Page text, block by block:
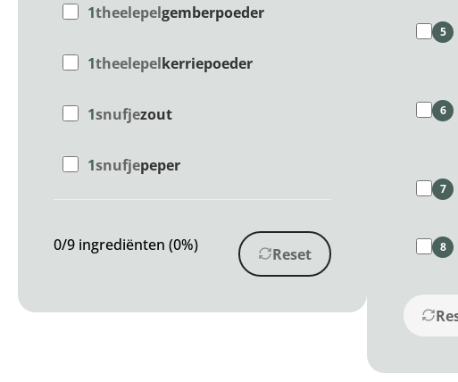
1theelepelgemberpoeder
1theelepelkerriepoeder
1snufjezout
1snufjepeper
0/9 ingrediënten (0%) Reset
5
6
7
8